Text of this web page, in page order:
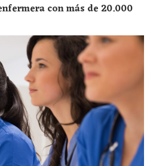
con más de 20.000